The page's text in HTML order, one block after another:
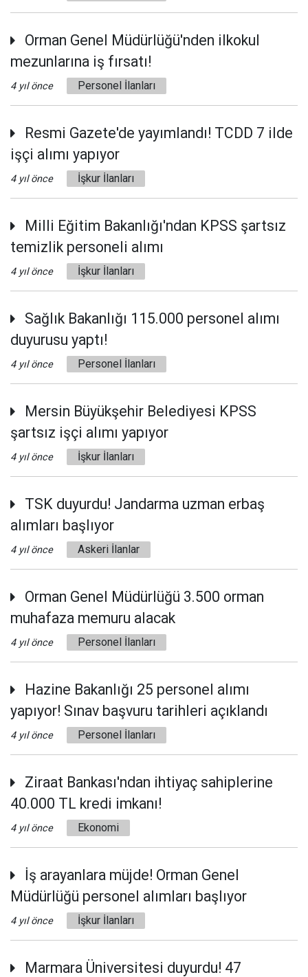
Orman Genel Müdürlüğü'nden ilkokul
mezunlarına iş fırsatı!
4 yıl önce Personel İlanları
Resmi Gazete'de yayımlandı! TCDD 7 ilde
işçi alımı yapıyor
4 yıl önce İşkur İlanları
Milli Eğitim Bakanlığı'ndan KPSS şartsız
temizlik personeli alımı
4 yıl önce İşkur İlanları
Sağlık Bakanlığı 115.000 personel alımı
duyurusu yaptı!
4 yıl önce Personel İlanları
Mersin Büyükşehir Belediyesi KPSS
şartsız işçi alımı yapıyor
4 yıl önce İşkur İlanları
TSK duyurdu! Jandarma uzman erbaş
alımları başlıyor
4 yıl önce Askeri İlanlar
Orman Genel Müdürlüğü 3.500 orman
muhafaza memuru alacak
4 yıl önce Personel İlanları
Hazine Bakanlığı 25 personel alımı
yapıyor! Sınav başvuru tarihleri açıklandı
4 yıl önce Personel İlanları
Ziraat Bankası'ndan ihtiyaç sahiplerine
40.000 TL kredi imkanı!
4 yıl önce Ekonomi
İş arayanlara müjde! Orman Genel
Müdürlüğü personel alımları başlıyor
4 yıl önce İşkur İlanları
Marmara Üniversitesi duyurdu! 47